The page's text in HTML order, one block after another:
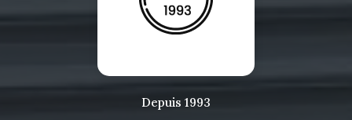
Depuis 1993